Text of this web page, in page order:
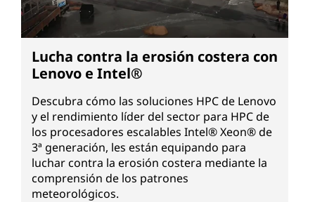
Lucha contra la erosión costera con
Lenovo e Intel®
Descubra cómo las soluciones HPC de Lenovo
y el rendimiento líder del sector para HPC de
los procesadores escalables Intel® Xeon® de
3ª generación, les están equipando para
luchar contra la erosión costera mediante la
comprensión de los patrones
meteorológicos.